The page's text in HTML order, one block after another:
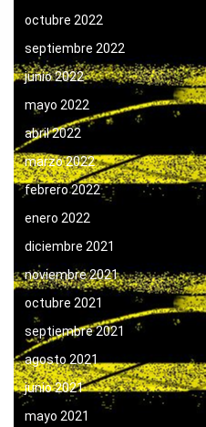
octubre 2022
septiembre 2022
junio 2022
mayo 2022
abril 2022
marzo 2022
febrero 2022
enero 2022
diciembre 2021
noviembre 2021
octubre 2021
septiembre 2021
agosto 2021
junio 2021
mayo 2021